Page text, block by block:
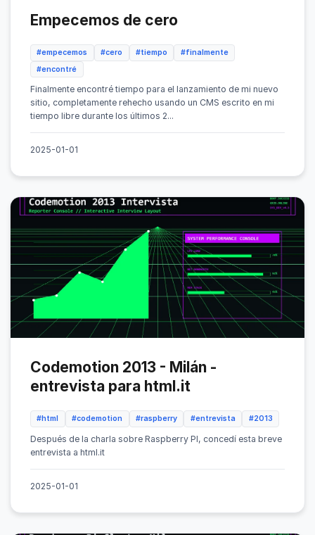
Empecemos de cero
#empecemos #cero #tiempo
#finalmente
#encontré
Finalmente encontré tiempo para el lanzamiento de mi nuevo
sitio, completamente rehecho usando un CMS escrito en mi
tiempo libre durante los últimos 2...
2025-01-01
Codemotion 2013 - Milán -
entrevista para html.it
#html #codemotion #raspberry #entrevista #2013
Después de la charla sobre Raspberry PI, concedí esta breve
entrevista a html.it
2025-01-01